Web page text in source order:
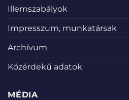
Illemszabályok
Impresszum, munkatársak
Archívum
Közérdekű adatok
MÉDIA